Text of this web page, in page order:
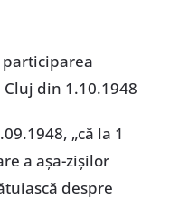
participarea
din 1.10.1948
„că la 1
a așa-zișilor
despre